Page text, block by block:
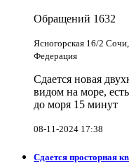
Обращений 1632
Ясногорская 16/2
Федерация
Сдается новая
видом на море,
до моря 15 минут
08-11-2024 17:38
Сдается просторная